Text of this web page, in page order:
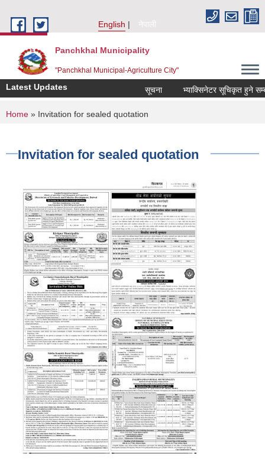
English
नेपाली
Panchkhal Municipality
"Panchkhal Municipal-Agriculture City"
Latest Updates सूचना भ्याक्सिनेटर सूचिकृत हुने
You are here
Home » Invitation for sealed quotation
Invitation for sealed quotation